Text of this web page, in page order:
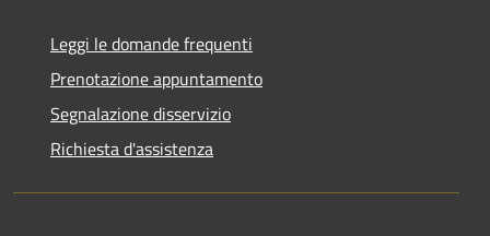
Leggi le domande frequenti
Prenotazione appuntamento
Segnalazione disservizio
Richiesta d'assistenza